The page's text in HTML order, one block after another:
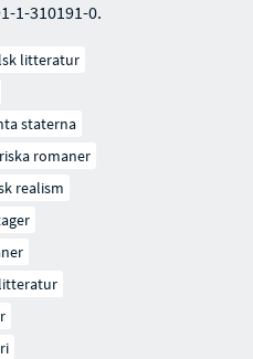
1-310191-0.
litteratur
staterna
romaner
realism